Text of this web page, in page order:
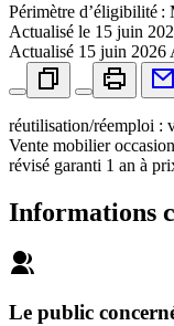
Périmètre d’éligibilité :
Actualisé le 15 juin
Actualisé 15 juin 2026
réutilisation/réemploi :
Vente mobilier
révisé garanti 1 an à
Informations
Le public